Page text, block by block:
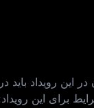
این رویداد